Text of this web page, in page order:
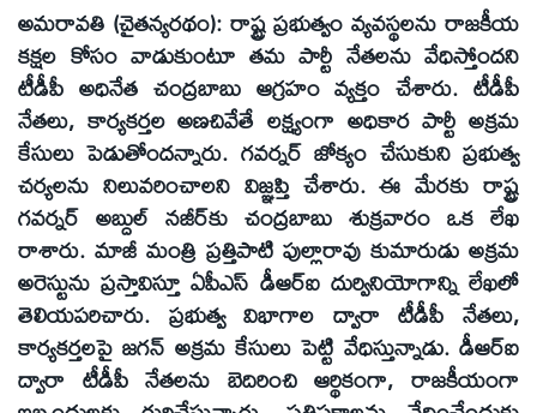
అమరావతి (చైతన్యరథం): రాష్ట్ర ప్రభుత్వం వ్యవస్థలను రాజకీయ
కక్షల కోసం వాడుకుంటూ తమ పార్టీ నేతలను వేధిస్తోందని
టీడీపీ అధినేత చంద్రబాబు ఆగ్రహం వ్యక్తం చేశారు. టీడీపీ
నేతలు, కార్యకర్తల అణచివేతే లక్ష్యంగా అధికార పార్టీ అక్రమ
కేసులు పెడుతోందన్నారు. గవర్నర్‌ జోక్యం చేసుకుని ప్రభుత్వ
చర్యలను నిలువరించాలని విజ్ఞప్తి చేశారు. ఈ మేరకు రాష్ట్ర
గవర్నర్‌ అబ్దుల్‌ నజీర్‌కు చంద్రబాబు శుక్రవారం ఒక లేఖ
రాశారు. మాజీ మంత్రి ప్రత్తిపాటి పుల్లారావు కుమారుడు అక్రమ
అరెస్టును ప్రస్తావిస్తూ ఏపీఎస్‌ డీఆర్‌ఐ దుర్వినియోగాన్ని లేఖలో
తెలియపరిచారు. ప్రభుత్వ విభాగాల ద్వారా టీడీపీ నేతలు,
కార్యకర్తలపై జగన్‌ అక్రమ కేసులు పెట్టి వేధిస్తున్నాడు. డీఆర్‌ఐ
ద్వారా టీడీపీ నేతలను బెదిరించి ఆర్థికంగా, రాజకీయంగా